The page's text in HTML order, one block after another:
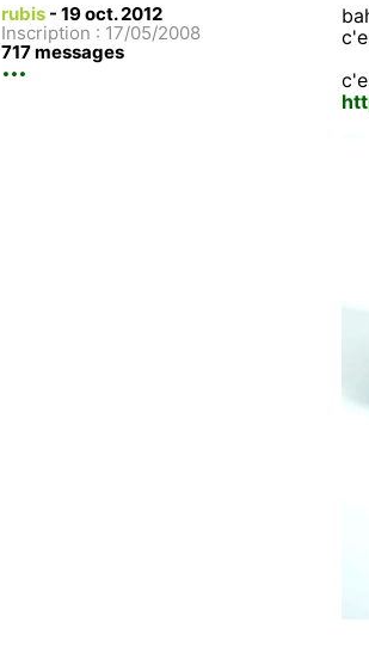
rubis - 19 oct. 2012
Inscription : 17/05/2008
717 messages